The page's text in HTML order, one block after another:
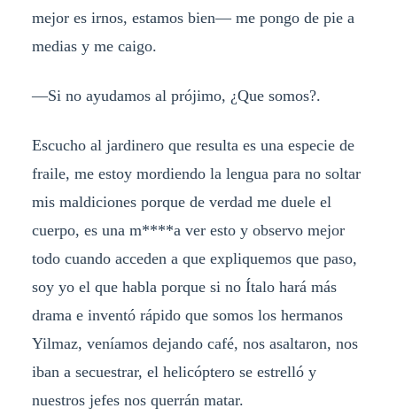
mejor es irnos, estamos bien— me pongo de pie a
medias y me caigo.
—Si no ayudamos al prójimo, ¿Que somos?.
Escucho al jardinero que resulta es una especie de
fraile, me estoy mordiendo la lengua para no soltar
mis maldiciones porque de verdad me duele el
cuerpo, es una m****a ver esto y observo mejor
todo cuando acceden a que expliquemos que paso,
soy yo el que habla porque si no Ítalo hará más
drama e inventó rápido que somos los hermanos
Yilmaz, veníamos dejando café, nos asaltaron, nos
iban a secuestrar, el helicóptero se estrelló y
nuestros jefes nos querrán matar.